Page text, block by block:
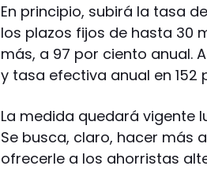
En principio, subirá la tasa
los plazos fijos de hasta 30
más, a 97 por ciento anual.
y tasa efectiva anual en 152
La medida quedará vigente
Se busca, claro, hacer más
ofrecerle a los ahorristas